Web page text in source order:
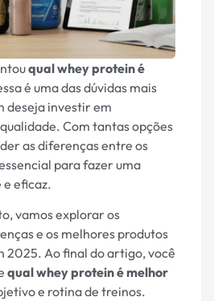
qual whey protein é
é uma das dúvidas mais
deseja investir em
Com tantas opções
as diferenças entre os
para fazer uma
eficaz.
vamos explorar os
e os melhores produtos
2025. Ao final do artigo, você
qual whey protein é melhor
e rotina de treinos.